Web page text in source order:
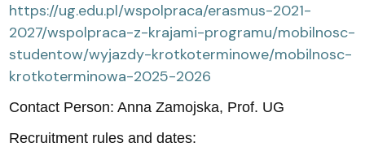
https://ug.edu.pl/wspolpraca/erasmus-2021-
2027/wspolpraca-z-krajami-programu/mobilnosc-
studentow/wyjazdy-krotkoterminowe/mobilnosc-
krotkoterminowa-2025-2026
Contact Person: Anna Zamojska, Prof. UG
Recruitment rules and dates: